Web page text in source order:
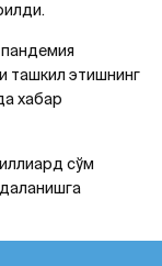
ташкил этишнинг
хабар
сўм